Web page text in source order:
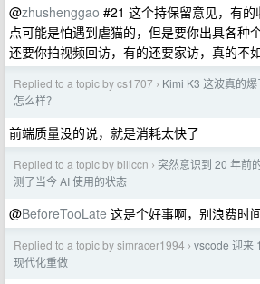
@zhushenggao #21 这个持保留意见，有
点可能是怕遇到虐猫的，但是要你出具各种
还要你拍视频回访，有的还要家访，真的不
Replied to a topic by cs1707 › Kimi K3 这波真的
怎么样？
前端质量没的说，就是消耗太快了
Replied to a topic by billccn › 突然意识到 20 年前
测了当今 AI 使用的状态
@BeforeTooLate 这是个好事啊，别浪费时
Replied to a topic by simracer1994 › vscode 迎来
现代化重做